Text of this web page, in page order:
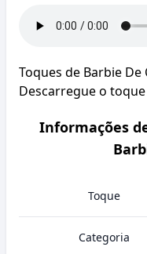
Toques de Barbie
Descarregue o
Informações
Toque
Categoria